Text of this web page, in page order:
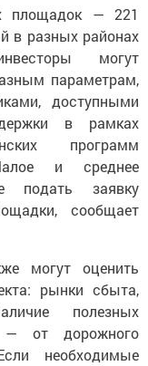
площадок — 221
в разных районах
могут
параметрам,
доступными
в рамках
программ
и среднее
подать заявку
сообщает
могут оценить
рынки сбыта,
полезных
— от дорожного
необходимые